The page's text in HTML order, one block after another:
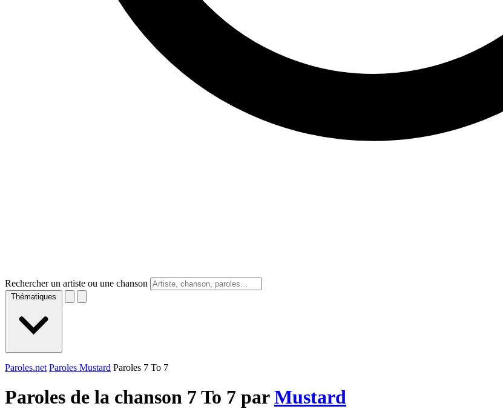
Rechercher un artiste ou une chanson
Thématiques
Paroles.net Paroles Mustard Paroles 7 To 7
Paroles de la chanson 7 To 7 parMustard